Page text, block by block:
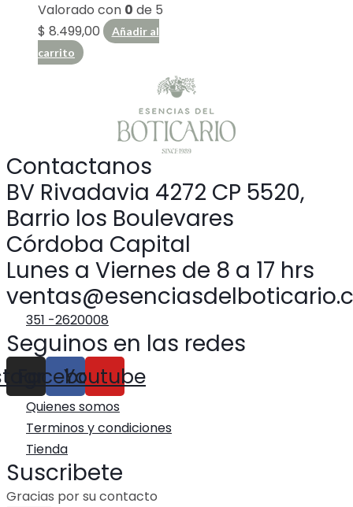
Valorado con 0 de 5
$ 8.499,00
Añadir al
carrito
Contactanos
BV Rivadavia 4272 CP 5520,
Barrio los Boulevares
Córdoba Capital
Lunes a Viernes de 8 a 17 hrs
351 -2620008
Seguinos en las redes
Facebook
Youtube
Quienes somos
Terminos y condiciones
Tienda
Suscribete
Gracias por su contacto